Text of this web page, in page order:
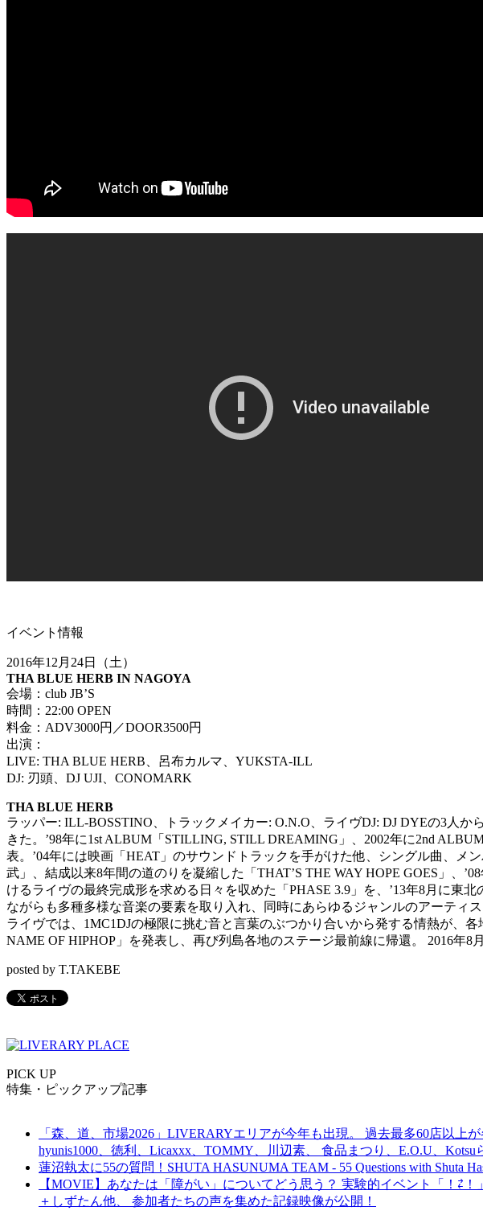
イベント情報
2016年12月24日（土）
THA BLUE HERB IN NAGOYA
会場：club JB’S
時間：22:00 OPEN
料金：ADV3000円／DOOR3500円
出演：
LIVE: THA BLUE HERB、呂布カルマ、YUKSTA-ILL
DJ: 刃頭、DJ UJI、CONOMARK
THA BLUE HERB
ラッパー: ILL-BOSSTINO、トラックメイカー: O.N.O、ライヴDJ: DJ DYEの3人
きた。’98年に1st ALBUM「STILLING, STILL DREAMING」、2002年に2nd
表。’04年には映画「HEAT」のサウンドトラックを手がけた他、シングル曲、
武」、結成以来8年間の道のりを凝縮した「THAT’S THE WAY HOPE GOES」、
けるライヴの最終完成形を求める日々を収めた「PHASE 3.9」を、’13年8月に東
ながらも多種多様な音楽の要素を取り入れ、同時にあらゆるジャンルのアーティ
ライヴでは、1MC1DJの極限に挑む音と言葉のぶつかり合いから発する情熱が、
NAME OF HIPHOP」を発表し、再び列島各地のステージ最前線に帰還。 2016年
posted by T.TAKEBE
PICK UP
特集・ピックアップ記事
「森、道、市場2026」LIVERARYエリアが今年も出現。 過去最多60店以上
hyunis1000、徳利、Licaxxx、TOMMY、川辺素、 食品まつり、E.O.U、Kotsu
蓮沼執太に55の質問！SHUTA HASUNUMA TEAM - 55 Questions with Shuta
【MOVIE】あなたは「障がい」についてどう思う？ 実験的イベント「！⇄
＋しずたん他、 参加者たちの声を集めた記録映像が公開！